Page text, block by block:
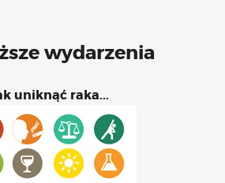
wydarzenia
uniknąć raka...